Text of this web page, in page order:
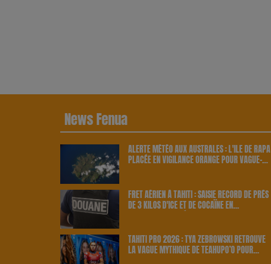
News Fenua
ALERTE MÉTÉO AUX AUSTRALES : L'ÎLE DE RAPA
PLACÉE EN VIGILANCE ORANGE POUR VAGUE-
FRET AÉRIEN À TAHITI : SAISIE RECORD DE PRÈS
DE 3 KILOS D'ICE ET DE COCAÏNE EN
TAHITI PRO 2026 : TYA ZEBROWSKI RETROUVE
LA VAGUE MYTHIQUE DE TEAHUPO’O POUR